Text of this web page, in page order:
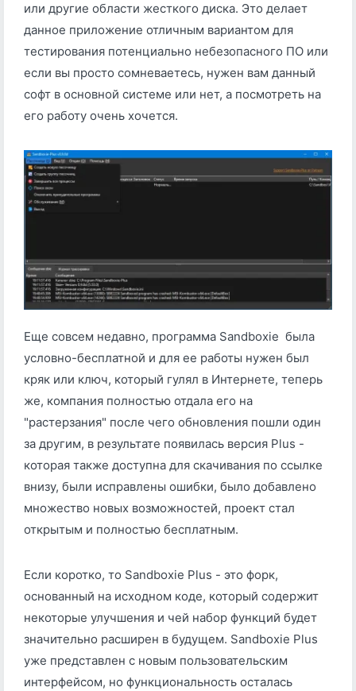
или другие области жесткого диска. Это делает
данное приложение отличным вариантом для
тестирования потенциально небезопасного ПО или
если вы просто сомневаетесь, нужен вам данный
софт в основной системе или нет, а посмотреть на
его работу очень хочется.
Еще совсем недавно, программа Sandboxie была
условно-бесплатной и для ее работы нужен был
кряк или ключ, который гулял в Интернете, теперь
же, компания полностью отдала его на
"растерзания" после чего обновления пошли один
за другим, в результате появилась версия Plus -
которая также доступна для скачивания по ссылке
внизу, были исправлены ошибки, было добавлено
множество новых возможностей, проект стал
открытым и полностью бесплатным.
Если коротко, то Sandboxie Plus - это форк,
основанный на исходном коде, который содержит
некоторые улучшения и чей набор функций будет
значительно расширен в будущем. Sandboxie Plus
уже представлен с новым пользовательским
интерфейсом, но функциональность осталась